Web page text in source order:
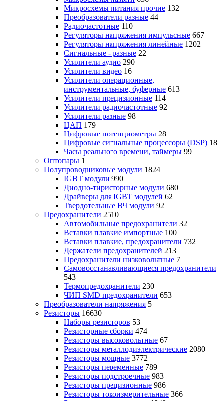
Микросхемы питания прочие 132
Преобразователи разные 44
Радиочастотные 110
Регуляторы напряжения импульсные 667
Регуляторы напряжения линейные 1202
Сигнальные - разные 22
Усилители аудио 290
Усилители видео 16
Усилители операционные,
инструментальные, буферные 613
Усилители прецизионные 114
Усилители радиочастотные 92
Усилители разные 98
ЦАП 179
Цифровые потенциометры 28
Цифровые сигнальные процессоры (DSP) 18
Часы реального времени, таймеры 99
Оптопары 1
Полупроводниковые модули 1824
IGBT модули 990
Диодно-тиристорные модули 680
Драйверы для IGBT модулей 62
Твердотельные ВЧ модули 92
Предохранители 2510
Автомобильные предохранители 32
Вставки плавкие импортные 100
Вставки плавкие, предохранители 732
Держатели предохранителей 213
Предохранители низковольтные 7
Самовосстанавливающиеся предохранители
543
Термопредохранители 230
ЧИП SMD предохранители 653
Преобразователи напряжения 5
Резисторы 16630
Наборы резисторов 53
Резисторные сборки 474
Резисторы высоковольтные 67
Резисторы металлодиэлектрические 2080
Резисторы мощные 3772
Резисторы переменные 789
Резисторы подстроечные 983
Резисторы прецизионные 986
Резисторы токоизмерительные 366